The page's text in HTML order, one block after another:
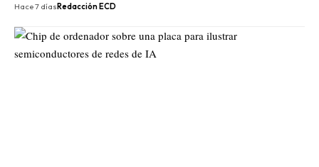
Hace 7 días Redacción ECD